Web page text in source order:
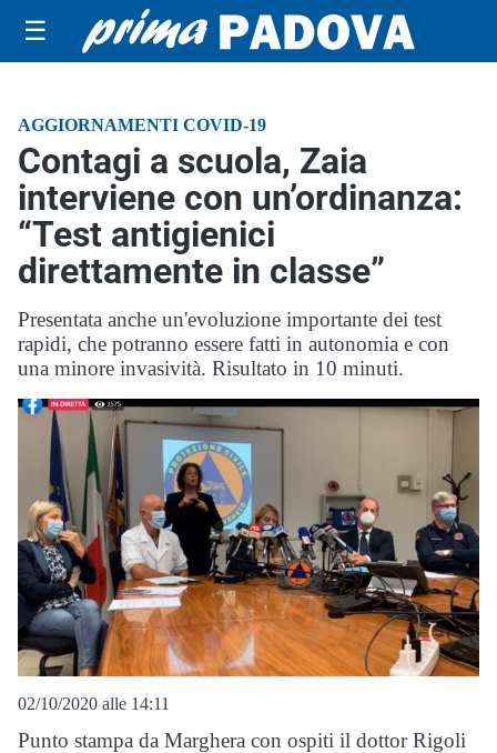
☰
AGGIORNAMENTI COVID-19
Contagi a scuola, Zaia
interviene con un’ordinanza:
“Test antigienici
direttamente in classe”
Presentata anche un'evoluzione importante dei test
rapidi, che potranno essere fatti in autonomia e con
una minore invasività. Risultato in 10 minuti.
02/10/2020 alle 14:11
Punto stampa da Marghera con ospiti il dottor Rigoli